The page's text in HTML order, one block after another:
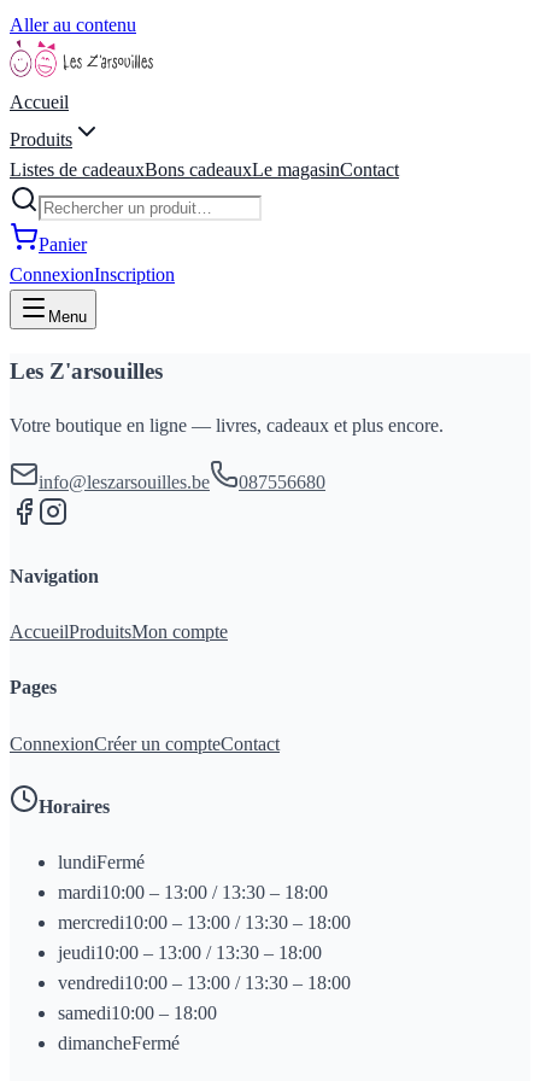
Aller au contenu
Accueil
Produits
Listes de cadeauxBons cadeauxLe magasinContact
Panier
ConnexionInscription
Menu
Les Z'arsouilles
Votre boutique en ligne — livres, cadeaux et plus encore.
info@leszarsouilles.be 087556680
Navigation
AccueilProduitsMon compte
Pages
ConnexionCréer un compteContact
Horaires
lundiFermé
mardi10:00 – 13:00 / 13:30 – 18:00
mercredi10:00 – 13:00 / 13:30 – 18:00
jeudi10:00 – 13:00 / 13:30 – 18:00
vendredi10:00 – 13:00 / 13:30 – 18:00
samedi10:00 – 18:00
dimancheFermé